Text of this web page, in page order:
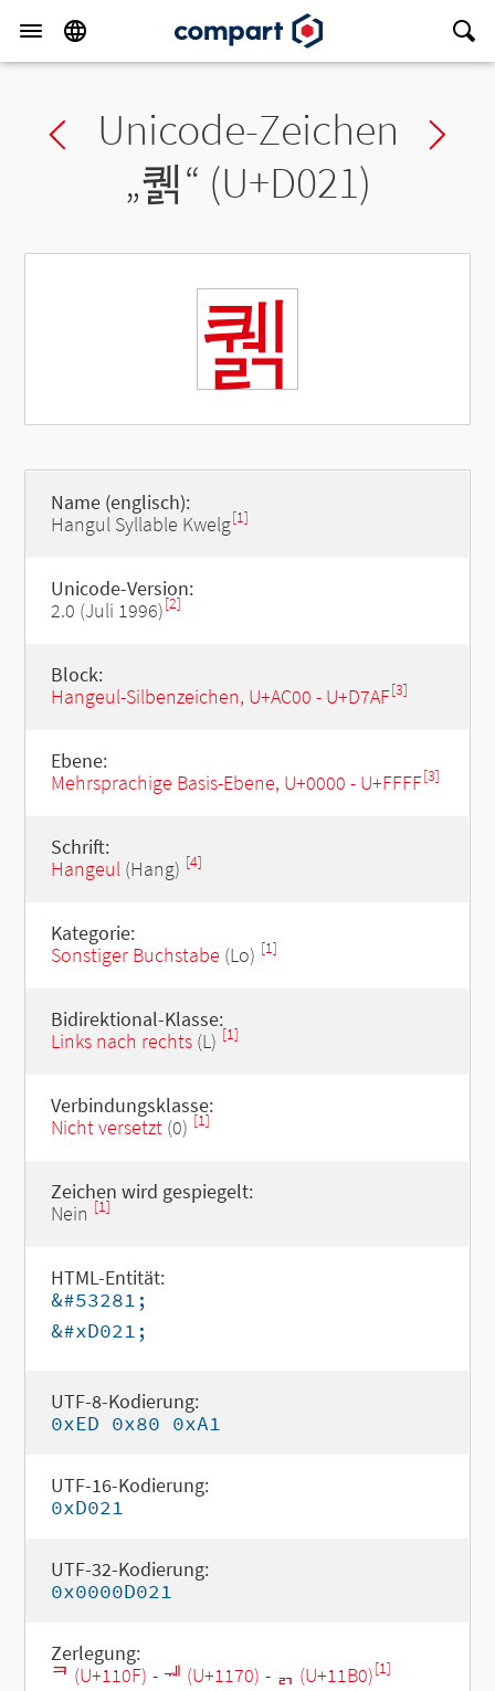
Previous char
Unicode-Zeichen
„퀡“ (U+D021)
퀡
Name (englisch):
Hangul Syllable Kwelg[1]
Unicode-Version:
2.0 (Juli 1996)[2]
Block:
Hangeul-Silbenzeichen, U+AC00 - U+D7AF[3]
Ebene:
Mehrsprachige Basis-Ebene, U+0000 - U+FFFF[3]
Schrift:
Hangeul(Hang) [4]
Kategorie:
Sonstiger Buchstabe (Lo) [1]
Bidirektional-Klasse:
Links nach rechts(L) [1]
Verbindungsklasse:
Nicht versetzt(0) [1]
Zeichen wird gespiegelt:
Nein [1]
HTML-Entität:
&#53281;
&#xD021;
UTF-8-Kodierung:
0xED 0x80 0xA1
UTF-16-Kodierung:
0xD021
UTF-32-Kodierung:
0x0000D021
Zerlegung:
ᄏ (U+110F) - ᅰ (U+1170) - ᆰ (U+11B0)[1]